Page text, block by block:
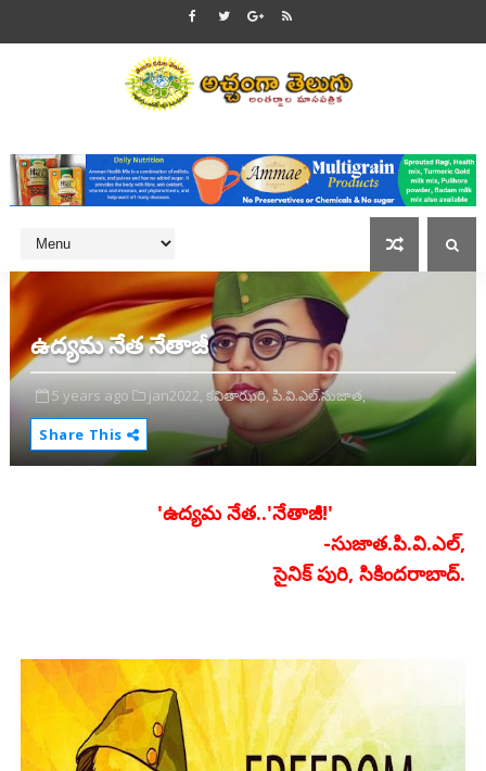
ఉద్యమ నేత నేతాజీ
5 years ago jan2022, కవితాఝరి,పి.వి.ఎల్.సుజాత,
Share This
'ఉద్యమ నేత..'నేతాజీ!'
-సుజాత.పి.వి.ఎల్,
సైనిక్ పురి, సికిందరాబాద్.